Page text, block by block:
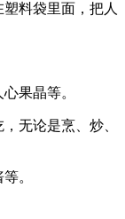
料袋里面，把人
果晶等。
无论是烹、炒、
。